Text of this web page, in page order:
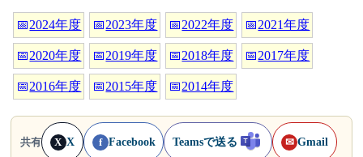
📅2024年度 📅2023年度 📅2022年度 📅2021年度
📅2020年度 📅2019年度 📅2018年度 📅2017年度
📅2016年度 📅2015年度 📅2014年度
共有 X X f Facebook Teamsで送る ✉ Gmail